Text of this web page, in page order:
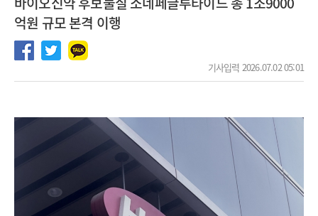
억원 규모 본격 이행
기사입력 2026.07.02 05:01